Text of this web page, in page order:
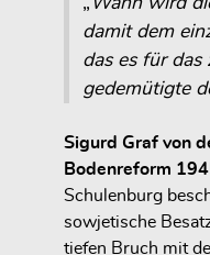
damit dem
das es für das
gedemütigte
Sigurd Graf von
Bodenreform
Schulenburg
sowjetische
tiefen Bruch mit